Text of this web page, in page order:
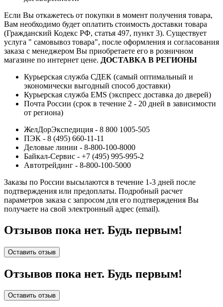
Если Вы откажетесь от покупки в момент получения товара,
Вам необходимо будет оплатить стоимость доставки товара
(Гражданский Кодекс РФ, статья 497, пункт 3). Существует
услуга " самовывоз товара", после оформления и согласования
заказа с менеджером Вы приобретаете его в розничном
магазине по интернет цене. ДОСТАВКА В РЕГИОНЫ
Курьерская служба СДЕК (самый оптимальный и
экономически выгодный способ доставки)
Курьерская служба EMS (экспресс доставка до дверей)
Почта России (срок в течение 2 - 20 дней в зависимости
от региона)
ЖелДорЭкспедиция - 8 800 1005-505
ПЭК - 8 (495) 660-11-11
Деловые линии - 8-800-100-8000
Байкал-Сервис - +7 (495) 995-995-2
Автотрейдинг - 8-800-100-5000
Заказы по России высылаются в течение 1-3 дней после
подтверждения или предоплаты. Подробный расчет
параметров заказа с запросом для его подтверждения Вы
получаете на свой электронный адрес (email).
Отзывов пока нет. Будь первым!
Оставить отзыв
Отзывов пока нет. Будь первым!
Оставить отзыв